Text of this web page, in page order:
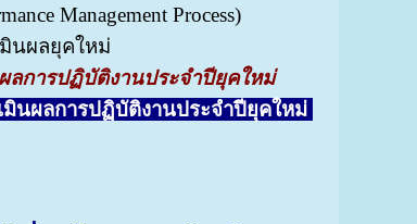
Management Process)
มินผลยุคใหม่
การปฏิบัติงานประจำปียุคใหม่
นผลการปฏิบัติงานประจำปียุคใหม่